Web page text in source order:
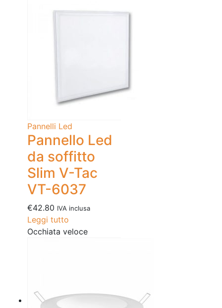
Pannelli Led
Pannello Led
da soffitto
Slim V-Tac
VT-6037
€42.80 IVA inclusa
Leggi tutto
Occhiata veloce